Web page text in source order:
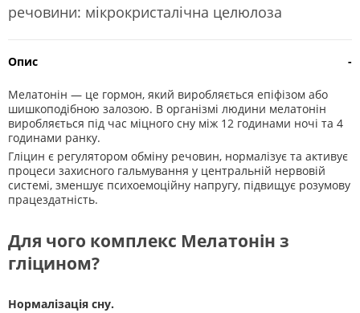
речовини: мікрокристалічна целюлоза
Опис -
Мелатонін — це гормон, який виробляється епіфізом або
шишкоподібною залозою. В організмі людини мелатонін
виробляється під час міцного сну між 12 годинами ночі та 4
годинами ранку.
Гліцин є регулятором обміну речовин, нормалізує та активує
процеси захисного гальмування у центральній нервовій
системі, зменшує психоемоційну напругу, підвищує розумову
працездатність.
Для чого комплекс Мелатонін з
гліцином?
Нормалізація сну.